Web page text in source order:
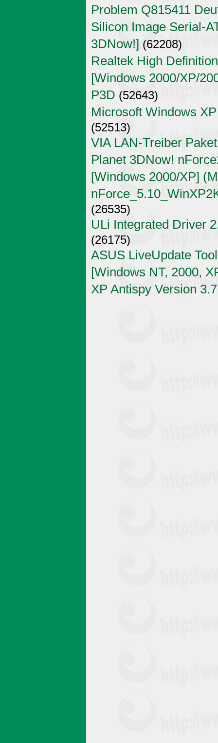
Problem Q815411
Silicon Image Serial-
3DNow!] (62208)
Realtek High
[Windows 2000/XP/
P3D (52643)
Microsoft Windows
(52513)
VIA LAN-Treiber
Planet 3DNow!
[Windows 2000/XP]
(26535)
ULi Integrated Driver
(26175)
ASUS LiveUpdate
[Windows NT, 2000,
XP Antispy Version